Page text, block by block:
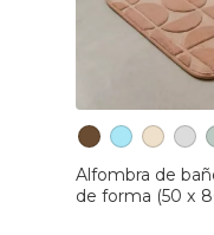
Alfombra de
de forma (50 x